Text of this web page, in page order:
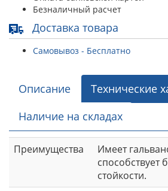
Безналичный расчет
Доставка товара
Самовывоз - Бесплатно
Описание
Технические
Наличие на складах
Преимущества
Имеет
способствует
стойкости.